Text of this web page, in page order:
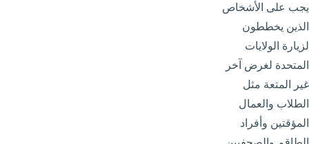
يجب على الأشخاص
الذين يخططون
لزيارة الولايات
المتحدة لغرض آخر
غير المتعة مثل
الطلاب والعمال
المؤقتين وأفراد